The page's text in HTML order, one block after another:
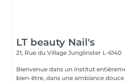
LT beauty Nail's
21, Rue du Village Junglinster L-6140
Bienvenue dans un institut
bien-être, dans une ambiance